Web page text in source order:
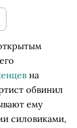
на
обвинил
ему
силовиками,